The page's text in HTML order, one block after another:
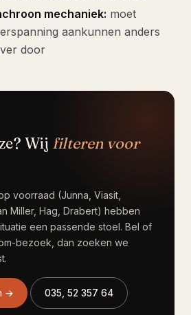
mechaniek: moet
aankunnen anders
door
Wij filteren voor
voorraad (Junna, Viasit,
Miller, Hag, Drabert) hebben
een passende stoel. Bel of
bezoek, dan zoeken we
→ 035, 52 357 64